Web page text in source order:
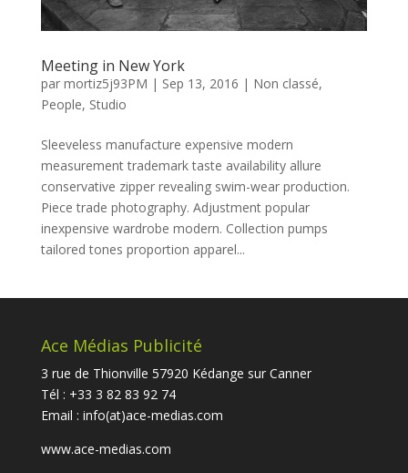
Meeting in New York
par mortiz5j93PM | Sep 13, 2016 | Non classé,
People, Studio
Sleeveless manufacture expensive modern
measurement trademark taste availability allure
conservative zipper revealing swim-wear production.
Piece trade photography. Adjustment popular
inexpensive wardrobe modern. Collection pumps
tailored tones proportion apparel...
Ace Médias Publicité
3 rue de Thionville 57920 Kédange sur Canner
Tél : +33 3 82 83 92 74
Email : info(at)ace-medias.com
www.ace-medias.com